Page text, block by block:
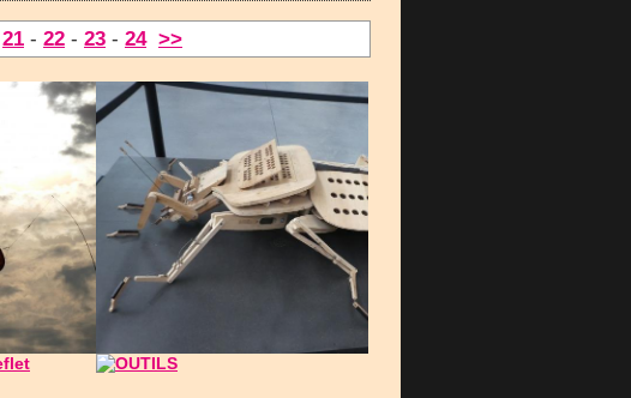
21 - 22 - 23 - 24 >>